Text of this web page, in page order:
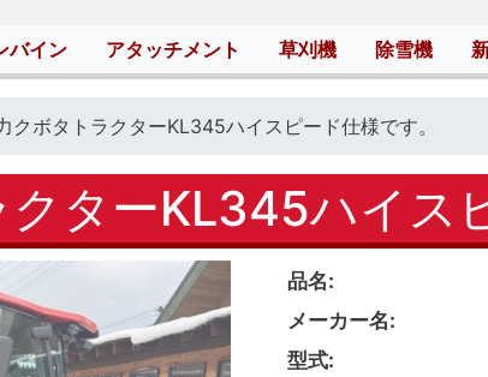
バイン アタッチメント 草刈機 除雪機
クボタトラクターKL345ハイスピード仕様です。
ターKL345ハイス
品名
メーカー名
型式